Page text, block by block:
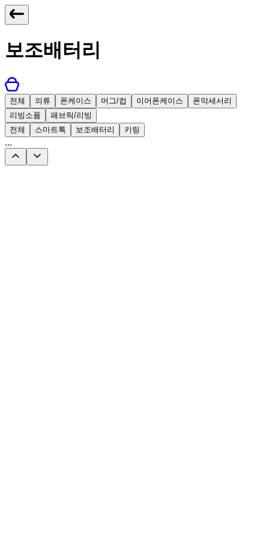
보조배터리
전체 의류 폰케이스 머그/컵 이어폰케이스
폰악세서리
리빙소품
패브릭/리빙
전체
스마트톡 보조배터리 키링
...